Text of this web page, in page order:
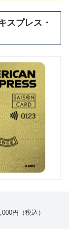
スプレス・
円（税込）